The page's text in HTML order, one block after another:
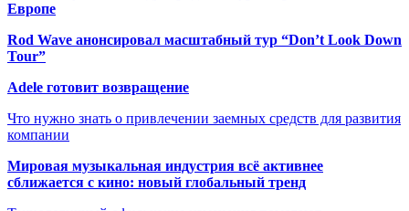
Европе
Rod Wave анонсировал масштабный тур “Don’t Look Down
Tour”
Adele готовит возвращение
Что нужно знать о привлечении заемных средств для развития
компании
Мировая музыкальная индустрия всё активнее
сближается с кино: новый глобальный тренд